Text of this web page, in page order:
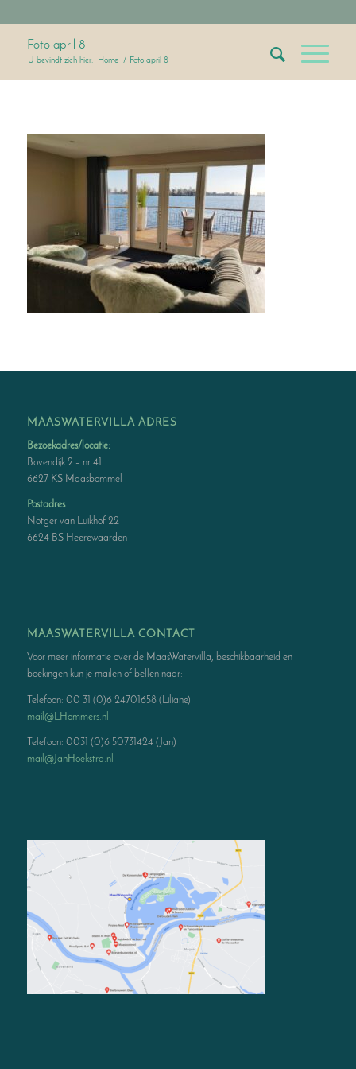
Foto april 8
U bevindt zich hier: Home / Foto april 8
MAASWATERVILLA ADRES
Bezoekadres/locatie:
Bovendijk 2 – nr 41
6627 KS Maasbommel
Postadres
Notger van Luikhof 22
6624 BS Heerewaarden
MAASWATERVILLA CONTACT
Voor meer informatie over de MaasWatervilla, beschikbaarheid en
boekingen kun je mailen of bellen naar:
Telefoon: 00 31 (0)6 24701658 (Liliane)
mail@LHommers.nl
Telefoon: 0031 (0)6 50731424 (Jan)
mail@JanHoekstra.nl